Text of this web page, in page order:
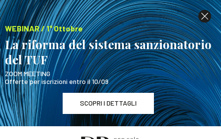
WEBINAR / 1° Ottobre
La riforma del sistema sanzionatorio
del TUF
ZOOM MEETING
Offerte per iscrizioni entro il 10/09
SCOPRI I DETTAGLI